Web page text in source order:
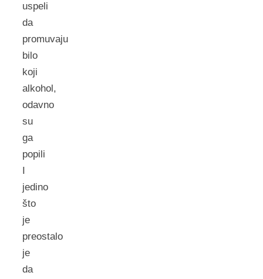
uspeli
da
promuvaju
bilo
koji
alkohol,
odavno
su
ga
popili
I
jedino
što
je
preostalo
je
da